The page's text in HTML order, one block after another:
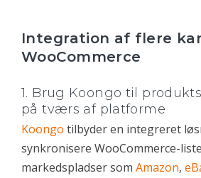
Integration af flere
WooCommerce
1. Brug Koongo til
på tværs af platforme
Koongo tilbyder en integreret
synkronisere WooCommerce-
markedspladser som Amazon,